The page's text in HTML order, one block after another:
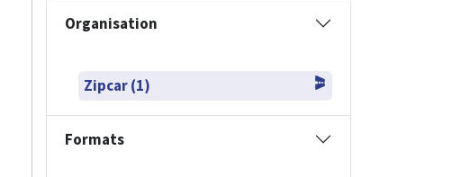
Organisation
Zipcar (1)
Formats